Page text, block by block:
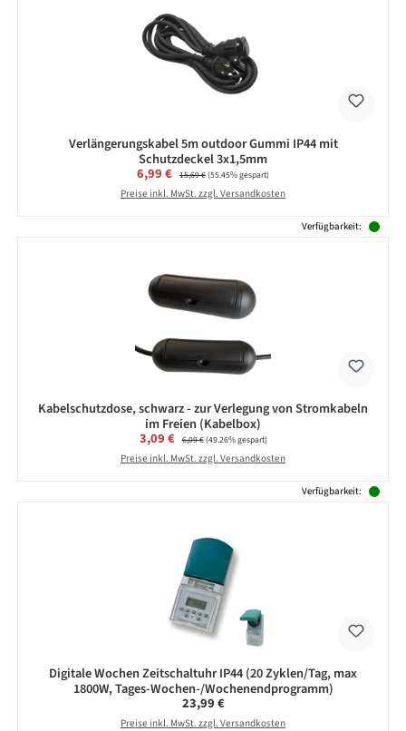
Verlängerungskabel 5m outdoor Gummi IP44 mit
Schutzdeckel 3x1,5mm
Verkaufspreis:
6,99 € Regulärer Preis:
15,69 €(55.45% gespart)
Preise inkl. MwSt. zzgl. Versandkosten
Verfügbarkeit:
Kabelschutzdose, schwarz - zur Verlegung von Stromkabeln
im Freien (Kabelbox)
Verkaufspreis:
3,09 € Regulärer Preis:
6,09 €(49.26% gespart)
Preise inkl. MwSt. zzgl. Versandkosten
Verfügbarkeit:
Digitale Wochen Zeitschaltuhr IP44 (20 Zyklen/Tag, max
1800W, Tages-Wochen-/Wochenendprogramm)
Regulärer Preis:
23,99 €
Preise inkl. MwSt. zzgl. Versandkosten